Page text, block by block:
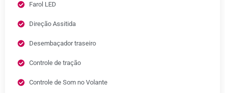
Farol LED
Direção Assitida
Desembaçador traseiro
Controle de tração
Controle de Som no Volante